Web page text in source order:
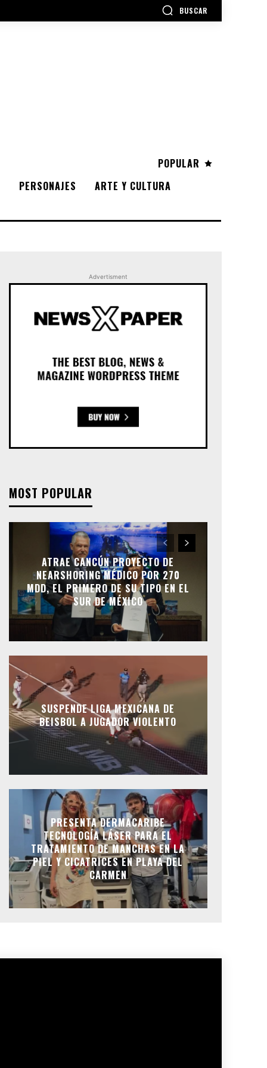
BUSCAR
POPULAR
PERSONAJES
ARTE Y CULTURA
Advertisment
MOST POPULAR
ATRAE CANCÚN PROYECTO DE
NEARSHORING MÉDICO POR 270
MDD, EL PRIMERO DE SU TIPO EN EL
SUR DE MÉXICO
SUSPENDE LIGA MEXICANA DE
BEISBOL A JUGADOR VIOLENTO
PRESENTA DERMACARIBE
TECNOLOGÍA LÁSER PARA EL
TRATAMIENTO DE MANCHAS EN LA
PIEL Y CICATRICES EN PLAYA DEL
CARMEN